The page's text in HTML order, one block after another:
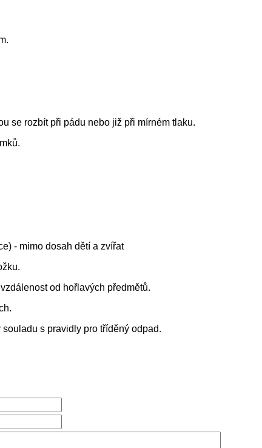
se rozbít při pádu nebo již při mírném tlaku.
- mimo dosah dětí a zvířat
od hořlavých předmětů.
s pravidly pro tříděný odpad.